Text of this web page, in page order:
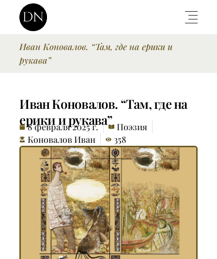
Иван Коновалов. “Там, где на ерики и
рукава”
Иван Коновалов. “Там, где на
ерики и рукава”
8 февраля 2025 г.
Поэзия
Коновалов Иван
358